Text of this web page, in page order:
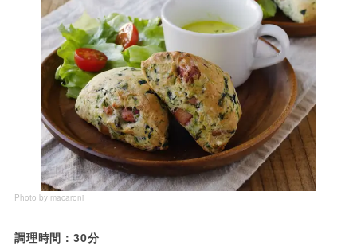
Photo by macaroni
調理時間：30分